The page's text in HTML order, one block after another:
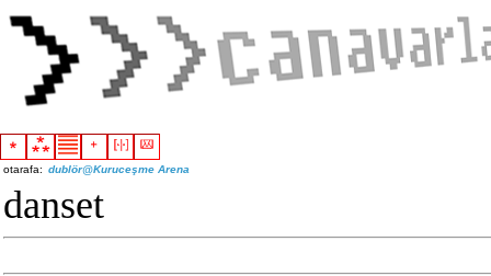
otarafa: dublör@Kuruceşme Arena
danset